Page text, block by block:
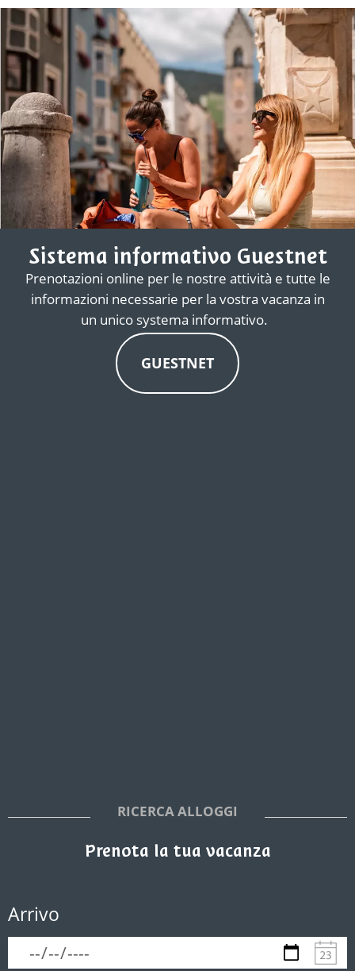
Sistema informativo Guestnet
Prenotazioni online per le nostre attività e tutte le
informazioni necessarie per la vostra vacanza in
un unico systema informativo.
GUESTNET
RICERCA ALLOGGI
Prenota la tua vacanza
Arrivo